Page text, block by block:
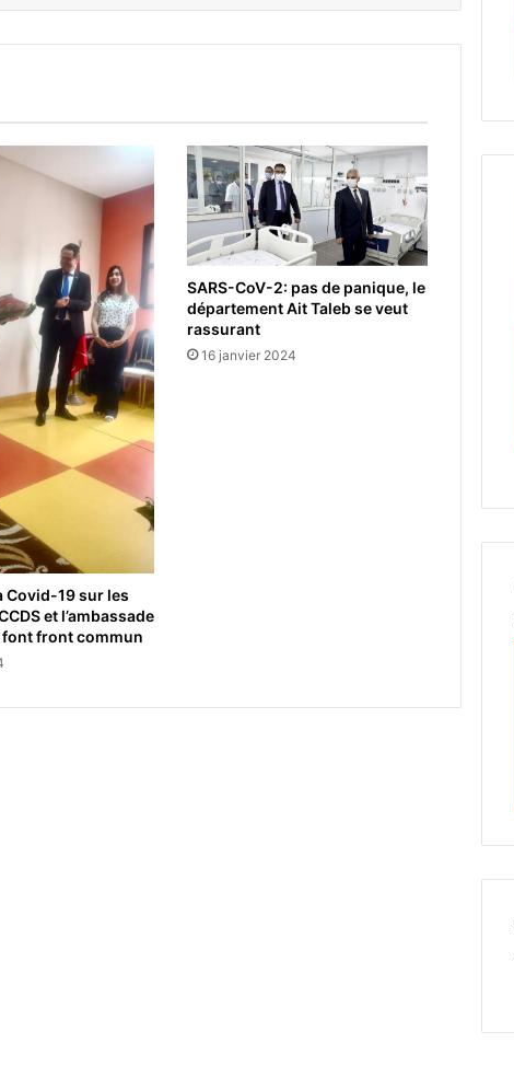
Covid-19 sur les
et l’ambassade
font front commun
SARS-CoV-2: pas de panique, le
département Ait Taleb se veut
rassurant
16 janvier 2024